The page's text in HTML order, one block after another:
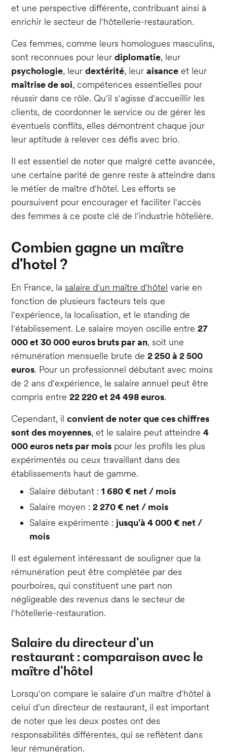
et une perspective différente, contribuant ainsi à
enrichir le secteur de l'hôtellerie-restauration.
Ces femmes, comme leurs homologues masculins,
sont reconnues pour leurdiplomatie, leur
psychologie, leurdextérité, leuraisance et leur
maîtrise de soi, compétences essentielles pour
réussir dans ce rôle. Qu'il s'agisse d'accueillir les
clients, de coordonner le service ou de gérer les
éventuels conflits, elles démontrent chaque jour
leur aptitude à relever ces défis avec brio.
Il est essentiel de noter que malgré cette avancée,
une certaine parité de genre reste à atteindre dans
le métier de maître d'hôtel. Les efforts se
poursuivent pour encourager et faciliter l'accès
des femmes à ce poste clé de l'industrie hôtelière.
Combien gagne un maître
d'hotel ?
En France, lasalaire d'un maître d'hôtel varie en
fonction de plusieurs facteurs tels que
l'expérience, la localisation, et le standing de
l'établissement. Le salaire moyen oscille entre27
000 et 30 000 euros bruts par an, soit une
rémunération mensuelle brute de2 250 à 2 500
euros. Pour un professionnel débutant avec moins
de 2 ans d'expérience, le salaire annuel peut être
compris entre22 220 et 24 498 euros.
Cependant, ilconvient de noter que ces chiffres
sont des moyennes, et le salaire peut atteindre4
000 euros nets par mois pour les profils les plus
expérimentés ou ceux travaillant dans des
établissements haut de gamme.
Salaire débutant :1 680 € net / mois
Salaire moyen :2 270 € net / mois
Salaire expérimenté : jusqu'à 4 000 € net /
mois
Il est également intéressant de souligner que la
rémunération peut être complétée par des
pourboires, qui constituent une part non
négligeable des revenus dans le secteur de
l'hôtellerie-restauration.
Salaire du directeur d'un
restaurant : comparaison avec le
maître d'hôtel
Lorsqu'on compare le salaire d'un maître d'hôtel à
celui d'un directeur de restaurant, il est important
de noter que les deux postes ont des
responsabilités différentes, qui se reflètent dans
leur rémunération.